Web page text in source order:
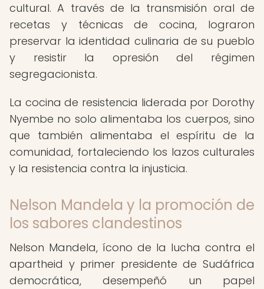
cultural. A través de la transmisión oral de
recetas y técnicas de cocina, lograron
preservar la identidad culinaria de su pueblo
y resistir la opresión del régimen
segregacionista.
La cocina de resistencia liderada por Dorothy
Nyembe no solo alimentaba los cuerpos, sino
que también alimentaba el espíritu de la
comunidad, fortaleciendo los lazos culturales
y la resistencia contra la injusticia.
Nelson Mandela y la promoción de
los sabores clandestinos
Nelson Mandela, ícono de la lucha contra el
apartheid y primer presidente de Sudáfrica
democrática, desempeñó un papel